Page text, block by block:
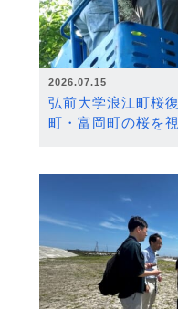
2026.07.15
弘前大学浪江町桜
町・富岡町の桜を